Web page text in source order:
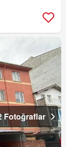
Fotoğraflar